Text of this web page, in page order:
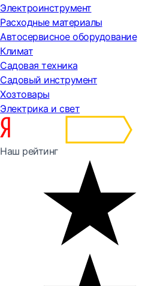
Электроинструмент
Расходные материалы
Автосервисное оборудование
Климат
Садовая техника
Садовый инструмент
Хозтовары
Электрика и свет
Наш рейтинг